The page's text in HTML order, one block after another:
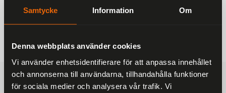
Samtycke Information Om
Denna webbplats använder cookies
Vi använder enhetsidentifierare för att anpassa innehållet
och annonserna till användarna, tillhandahålla funktioner
för sociala medier och analysera vår trafik. Vi
187 kr
249 kr
FRAKTFRITT
På alla ordrar över 2000 kr